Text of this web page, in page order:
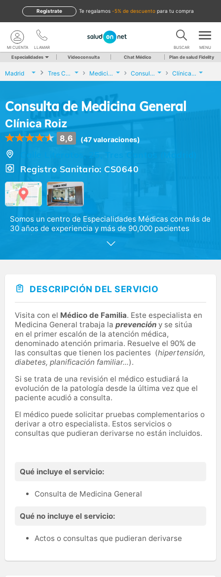
te regalamos -5% de descuento para tu compra
Regístrate
LLAMAR
MI CUENTA BUSCAR MENU
Especialidades Videoconsulta Chat Médico Plan de salud Fidelity
Madrid Tres Cantos Medicina General Consulta de Medicina General Clínica Roiz
Consulta de Medicina General
Clínica Roiz
8,6 (47 valoraciones)
Calle Literatos, 25, Tres Cantos (Madrid)
Registro Sanitario: CS0640
Somos un centro de Especialidades Médicas con más de
30 años de experiencia y más de 90,000 pacientes
atendidos.
de ofrecer un servicio completo y de alta calidad. Este
servicio se adapta de manera personalizada a cada
paciente, donde el trato humano y la excelencia
profesional son valores fundamentales.
En Clínica Roiz, nos enorgullece ser líderes en atención
médica en Madrid. Nuestros servicios innovadores
están respaldados por un equipo de más de 50
especialistas, todos ellos comprometidos con la salud y
el bienestar de nuestros pacientes.
DESCRIPCIÓN DEL SERVICIO
Visita con el Médico de Familia. Este especialista en
Medicina General trabaja la prevención y se sitúa
en el primer escalón de la atención médica,
denominado atención primaria. Resuelve el 90% de
las consultas que tienen los pacientes (hipertensión,
diabetes, planificación familiar...).
Si se trata de una revisión el médico estudiará la
evolución de la patología desde la última vez que el
paciente acudió a consulta.
El médico puede solicitar pruebas complementarios o
derivar a otro especialista. Estos servicios o
consultas que pudieran derivarse no están incluidos.
Qué incluye el servicio:
Consulta de Medicina General
Qué no incluye el servicio:
Actos o consultas que pudieran derivarse